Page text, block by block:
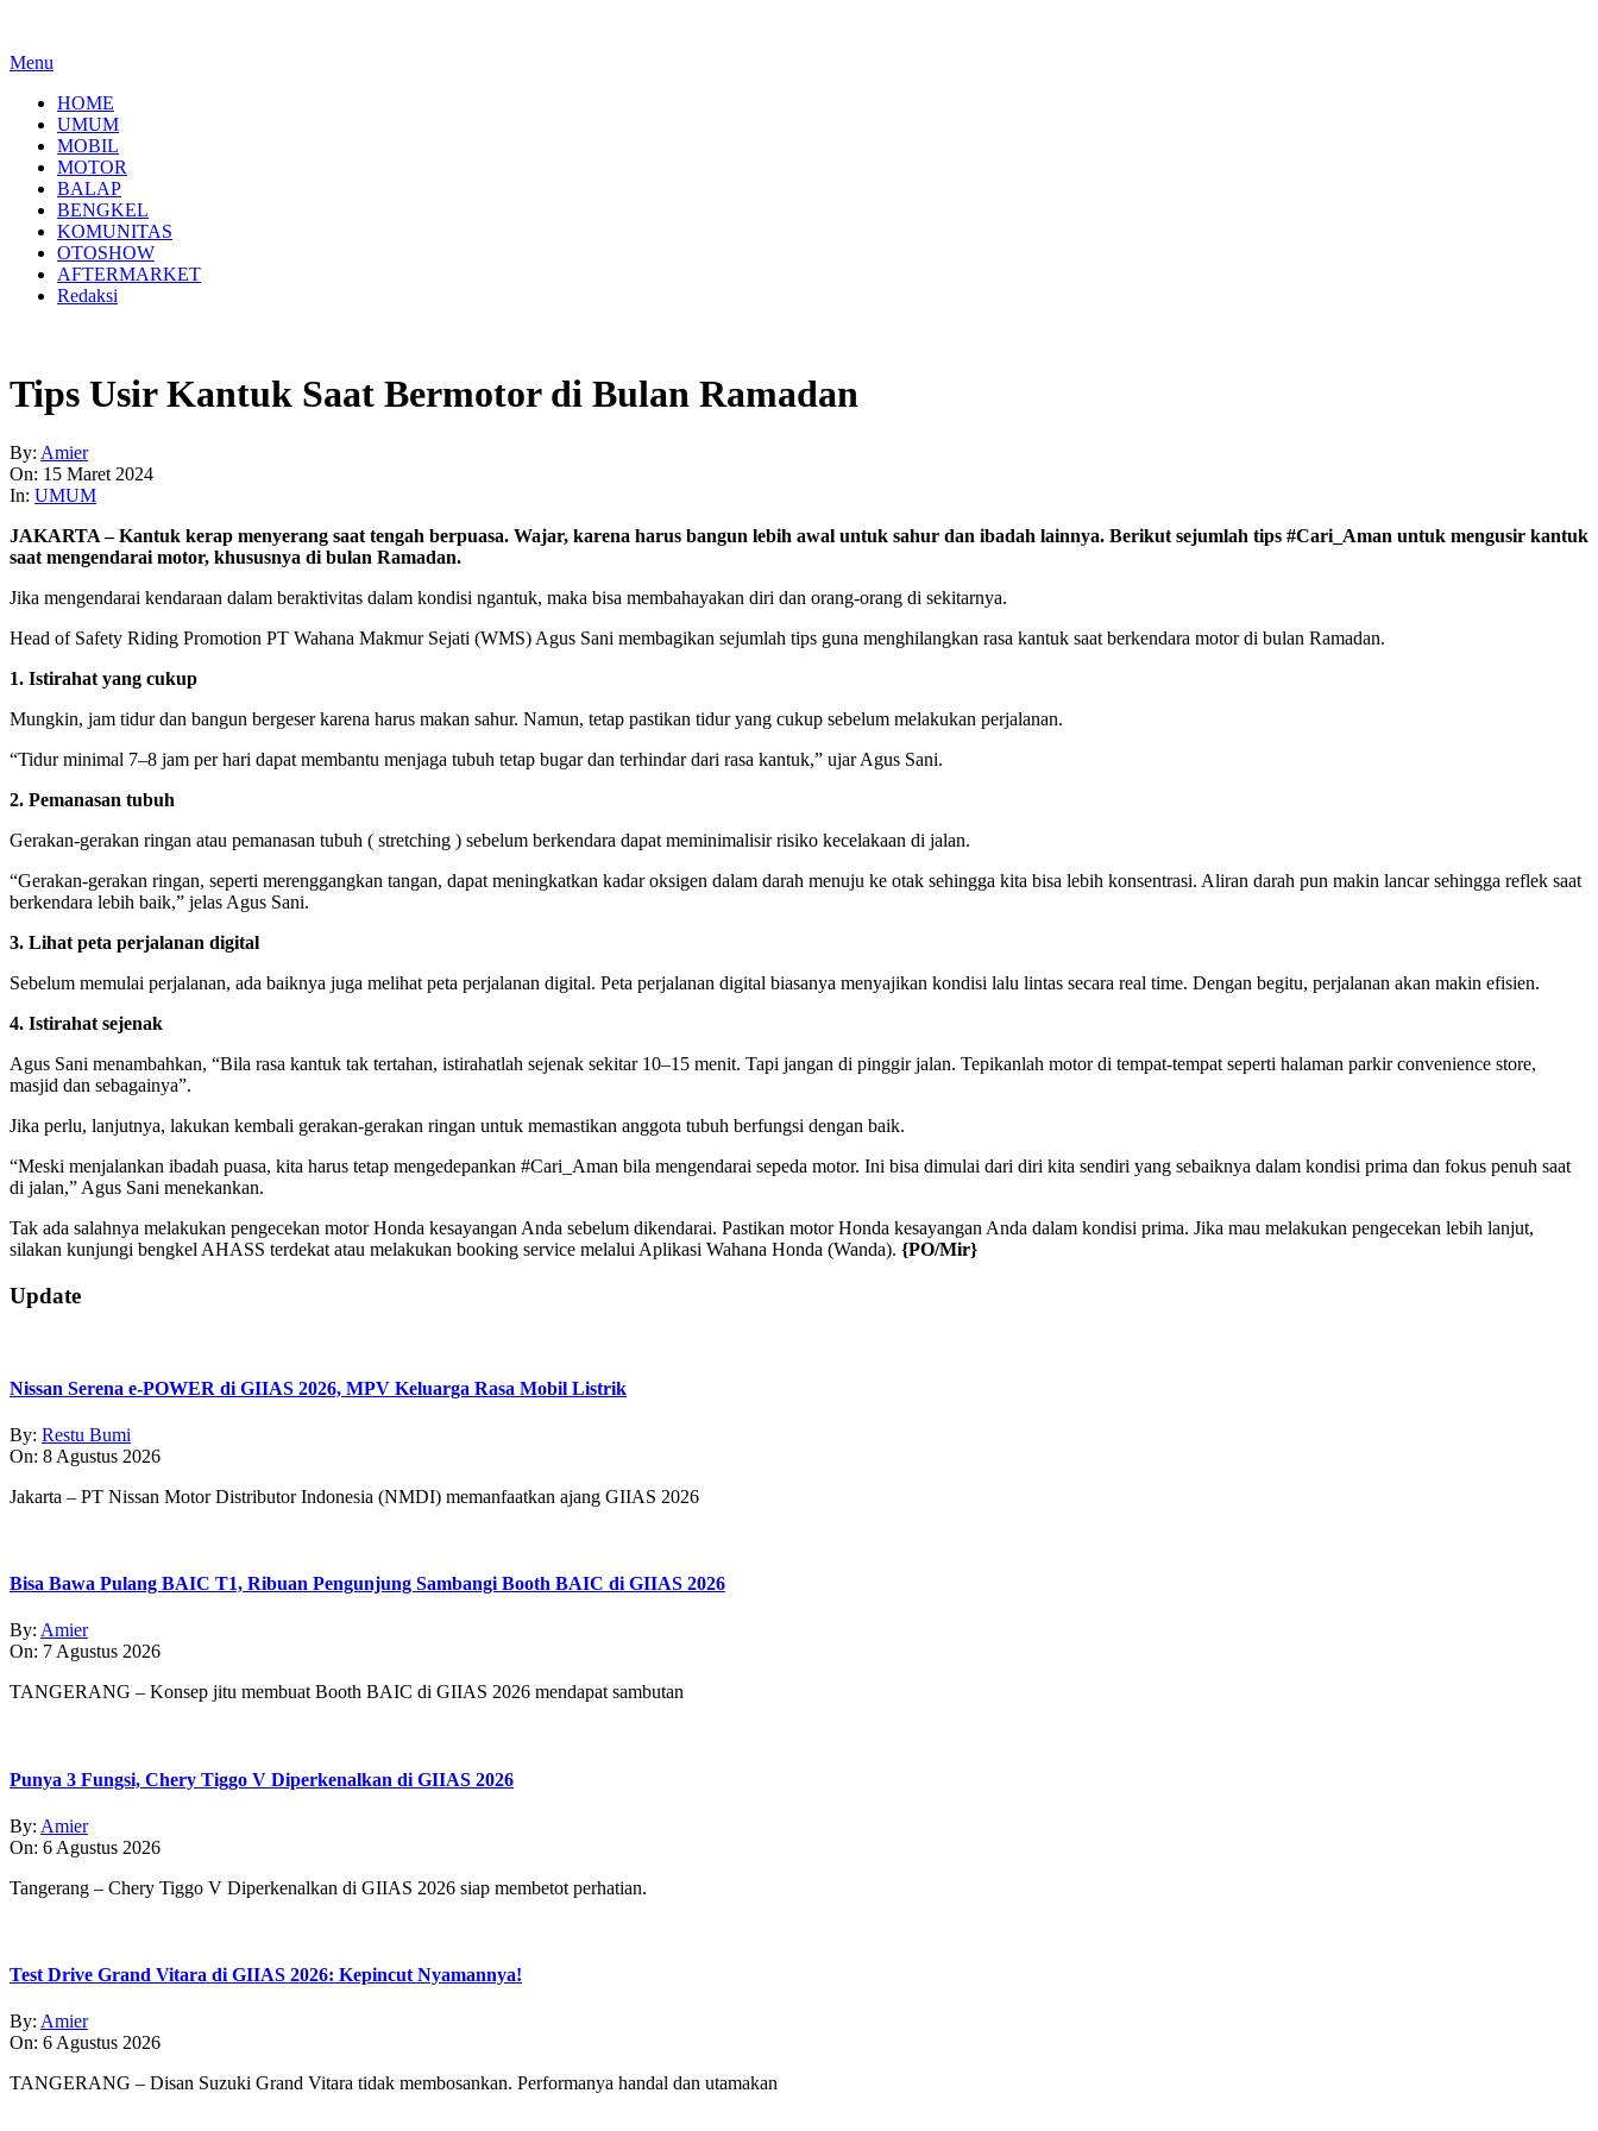
Menu
HOME
UMUM
MOBIL
MOTOR
BALAP
BENGKEL
KOMUNITAS
OTOSHOW
AFTERMARKET
Redaksi
Tips Usir Kantuk Saat Bermotor di Bulan Ramadan
By: Amier
On: 15 Maret 2024
In: UMUM
JAKARTA – Kantuk kerap menyerang saat tengah berpuasa. Wajar, karena harus bangun lebih awal untuk sahur dan ibadah lainnya. Berikut sejumlah tips #Cari_Aman untuk mengusir kantuk
saat mengendarai motor, khususnya di bulan Ramadan.
Jika mengendarai kendaraan dalam beraktivitas dalam kondisi ngantuk, maka bisa membahayakan diri dan orang-orang di sekitarnya.
Head of Safety Riding Promotion PT Wahana Makmur Sejati (WMS) Agus Sani membagikan sejumlah tips guna menghilangkan rasa kantuk saat berkendara motor di bulan Ramadan.
1. Istirahat yang cukup
Mungkin, jam tidur dan bangun bergeser karena harus makan sahur. Namun, tetap pastikan tidur yang cukup sebelum melakukan perjalanan.
“Tidur minimal 7–8 jam per hari dapat membantu menjaga tubuh tetap bugar dan terhindar dari rasa kantuk,” ujar Agus Sani.
2. Pemanasan tubuh
Gerakan-gerakan ringan atau pemanasan tubuh ( stretching ) sebelum berkendara dapat meminimalisir risiko kecelakaan di jalan.
“Gerakan-gerakan ringan, seperti merenggangkan tangan, dapat meningkatkan kadar oksigen dalam darah menuju ke otak sehingga kita bisa lebih konsentrasi. Aliran darah pun makin lancar sehingga reflek saat
berkendara lebih baik,” jelas Agus Sani.
3. Lihat peta perjalanan digital
Sebelum memulai perjalanan, ada baiknya juga melihat peta perjalanan digital. Peta perjalanan digital biasanya menyajikan kondisi lalu lintas secara real time. Dengan begitu, perjalanan akan makin efisien.
4. Istirahat sejenak
Agus Sani menambahkan, “Bila rasa kantuk tak tertahan, istirahatlah sejenak sekitar 10–15 menit. Tapi jangan di pinggir jalan. Tepikanlah motor di tempat-tempat seperti halaman parkir convenience store,
masjid dan sebagainya”.
Jika perlu, lanjutnya, lakukan kembali gerakan-gerakan ringan untuk memastikan anggota tubuh berfungsi dengan baik.
“Meski menjalankan ibadah puasa, kita harus tetap mengedepankan #Cari_Aman bila mengendarai sepeda motor. Ini bisa dimulai dari diri kita sendiri yang sebaiknya dalam kondisi prima dan fokus penuh saat
di jalan,” Agus Sani menekankan.
Tak ada salahnya melakukan pengecekan motor Honda kesayangan Anda sebelum dikendarai. Pastikan motor Honda kesayangan Anda dalam kondisi prima. Jika mau melakukan pengecekan lebih lanjut,
silakan kunjungi bengkel AHASS terdekat atau melakukan booking service melalui Aplikasi Wahana Honda (Wanda). {PO/Mir}
2024-
03-
Update
Nissan Serena e-POWER di GIIAS 2026, MPV Keluarga Rasa Mobil Listrik
By: Restu Bumi
On: 8 Agustus 2026
Jakarta – PT Nissan Motor Distributor Indonesia (NMDI) memanfaatkan ajang GIIAS 2026
Bisa Bawa Pulang BAIC T1, Ribuan Pengunjung Sambangi Booth BAIC di GIIAS 2026
By: Amier
On: 7 Agustus 2026
TANGERANG – Konsep jitu membuat Booth BAIC di GIIAS 2026 mendapat sambutan
Punya 3 Fungsi, Chery Tiggo V Diperkenalkan di GIIAS 2026
By: Amier
On: 6 Agustus 2026
Tangerang – Chery Tiggo V Diperkenalkan di GIIAS 2026 siap membetot perhatian.
Test Drive Grand Vitara di GIIAS 2026: Kepincut Nyamannya!
By: Amier
On: 6 Agustus 2026
TANGERANG – Disan Suzuki Grand Vitara tidak membosankan. Performanya handal dan utamakan